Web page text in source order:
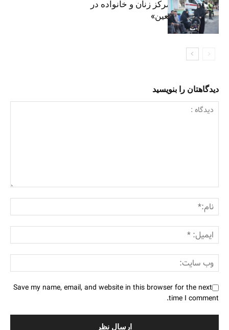
روایت حضور مرکز زنان و خانواده در
«جاماندگان اربعین»
دیدگاهتان را بنویسید
Save my name, email, and website in this browser for the next
time I comment.